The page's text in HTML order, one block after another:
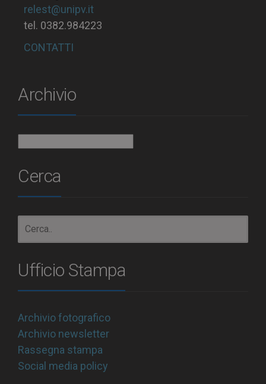
relest@unipv.it
tel. 0382.984223
CONTATTI
Archivio
Cerca
Ufficio Stampa
Archivio fotografico
Archivio newsletter
Rassegna stampa
Social media policy